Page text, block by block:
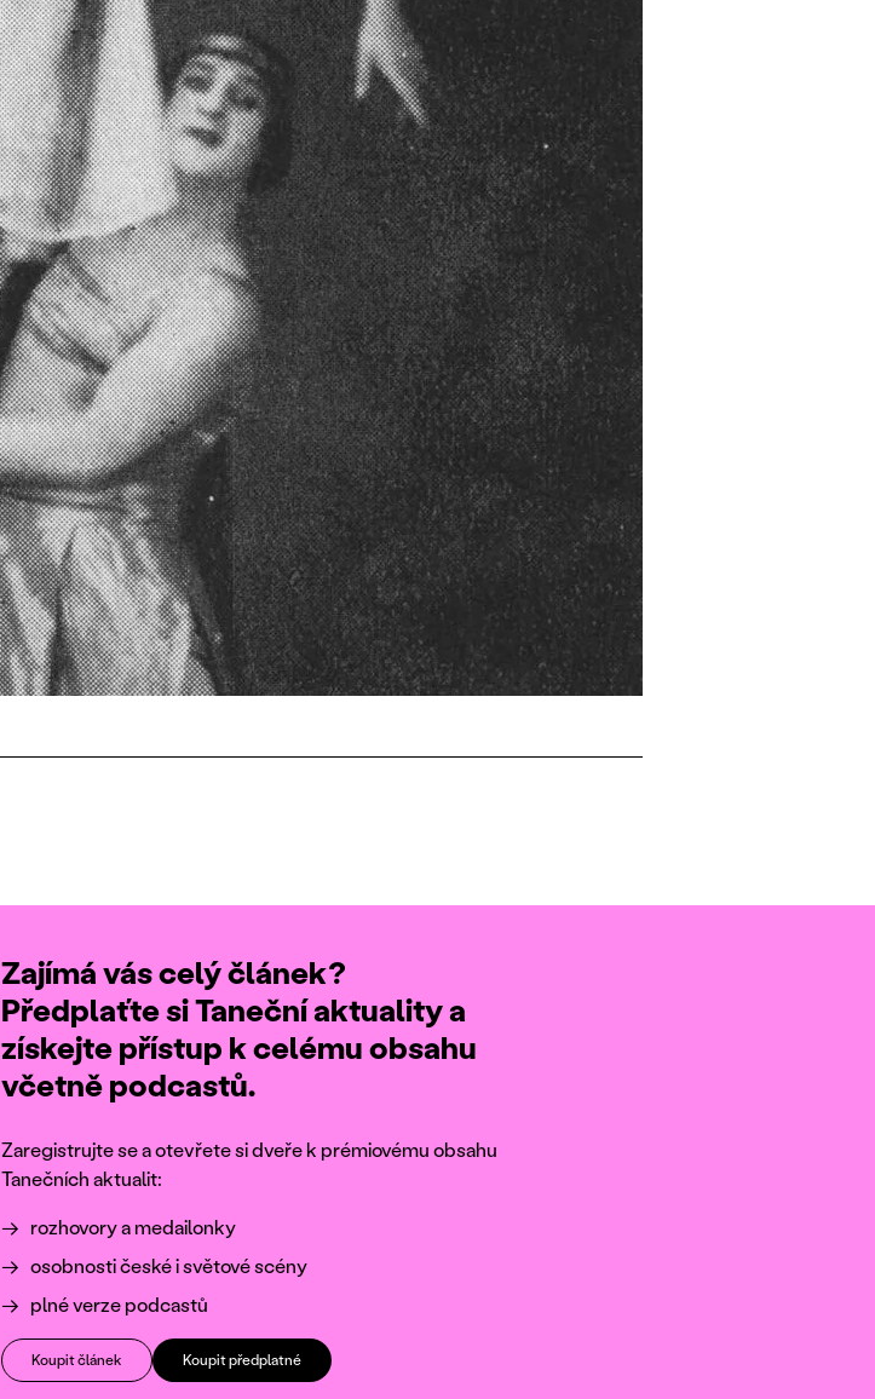
Zajímá vás celý článek?
Předplaťte si Taneční aktuality a
získejte přístup k celému obsahu
včetně podcastů.
Zaregistrujte se a otevřete si dveře k prémiovému obsahu
Tanečních aktualit:
rozhovory a medailonky
osobnosti české i světové scény
plné verze podcastů
Koupit článek Koupit předplatné